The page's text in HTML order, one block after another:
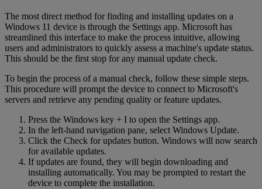
The most direct method for finding and installing updates on a
Windows 11 device is through the Settings app. Microsoft has
streamlined this interface to make the process intuitive, allowing
users and administrators to quickly assess a machine's update status.
This should be the first stop for any manual update check.
To begin the process of a manual check, follow these simple steps.
This procedure will prompt the device to connect to Microsoft's
servers and retrieve any pending quality or feature updates.
Press the Windows key + I to open the Settings app.
In the left-hand navigation pane, select Windows Update.
Click the Check for updates button. Windows will now search
for available updates.
If updates are found, they will begin downloading and
installing automatically. You may be prompted to restart the
device to complete the installation.